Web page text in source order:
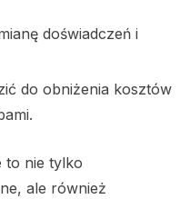
doświadczeń i
do obniżenia kosztów
to nie tylko
ale również